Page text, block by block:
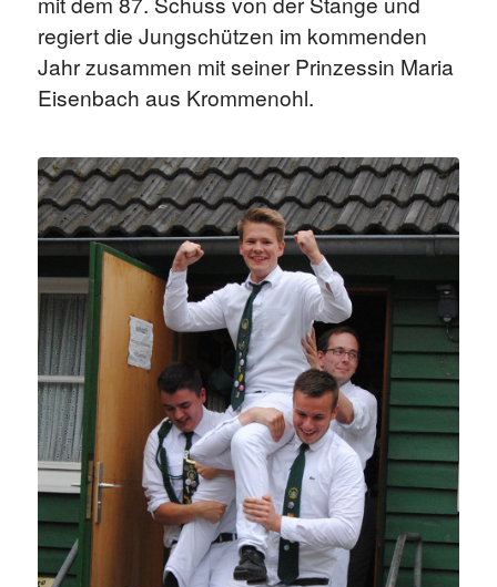
regiert die Jungschützen im kommenden
Jahr zusammen mit seiner Prinzessin Maria
Eisenbach aus Krommenohl.